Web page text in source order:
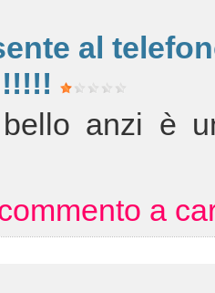
al
anzi è
a